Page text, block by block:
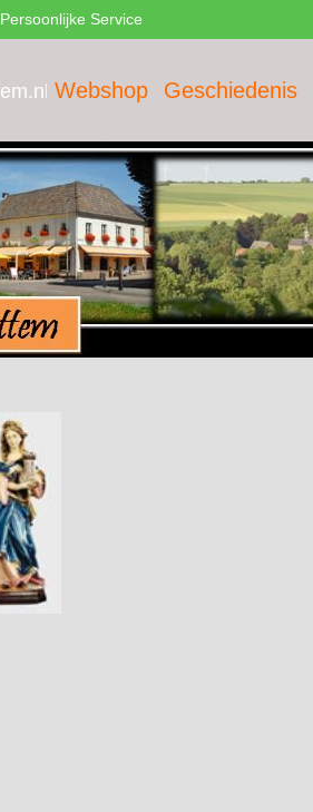
Persoonlijke Service
Webshop Geschiedenis